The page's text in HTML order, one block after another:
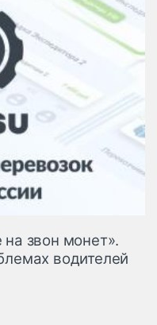
звон монет».
водителей